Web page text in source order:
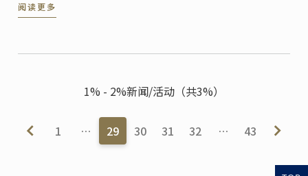
在业界活跃着，边重视厨师心意，边为了创设经营有成
阅读更多
1% - 2%新闻/活动（共3%）
1 … 29 30 31 32 … 43